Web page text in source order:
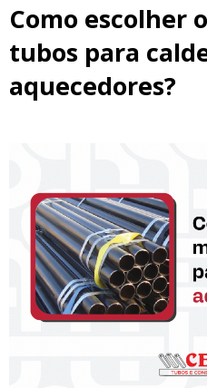
Como escolher
tubos para
aquecedores?